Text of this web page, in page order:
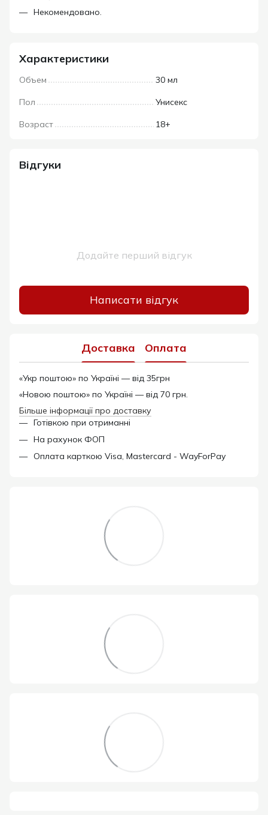
Некомендовано.
Характеристики
Объем 30 мл
Пол Унисекс
Возраст 18+
Відгуки
Додайте перший відгук
Написати відгук
Доставка Оплата
«Укр поштою» по Україні — від 35грн
«Новою поштою» по Україні — від 70 грн.
Більше інформації про доставку
Готівкою при отриманні
На рахунок ФОП
Оплата карткою Visa, Mastercard - WayForPay